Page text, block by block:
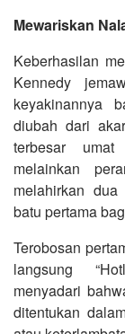
Mewariskan
Keberhasilan
Kennedy
keyakinannya
diubah dari
terbesar
melainkan
melahirkan
batu pertama
Terobosan
langsung
menyadari
ditentukan